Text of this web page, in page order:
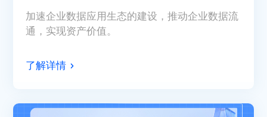
加速企业数据应用生态的建设，推动企业数据流
通，实现资产价值。
了解详情